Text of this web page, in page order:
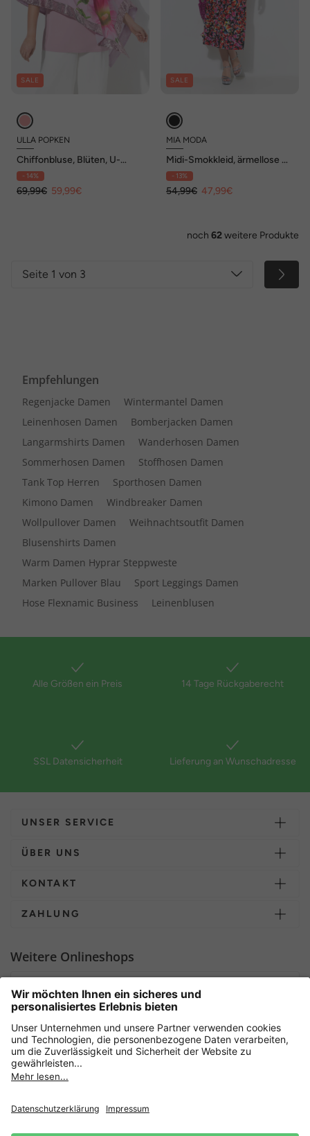
SALE
ULLA POPKEN
Chiffonbluse, Blüten, U-
Boot-Ausschnitt, 3/4-Arm
- 14%
69,99€ 59,99€
SALE
MIA MODA
Midi-Smokkleid, ärmellose A-
Linie, Blumenmuster
- 13%
54,99€ 47,99€
noch 62weitere Produkte
Seite 1 von 3
Empfehlungen
Regenjacke Damen
Wintermantel Damen
Leinenhosen Damen
Bomberjacken Damen
Langarmshirts Damen
Wanderhosen Damen
Sommerhosen Damen
Stoffhosen Damen
Tank Top Herren
Sporthosen Damen
Kimono Damen
Windbreaker Damen
Wollpullover Damen
Weihnachtsoutfit Damen
Blusenshirts Damen
Warm Damen Hyprar Steppweste
Marken Pullover Blau
Sport Leggings Damen
Hose Flexnamic Business
Leinenblusen
Alle Größen ein Preis 14 Tage Rückgaberecht
SSL Datensicherheit Lieferung an Wunschadresse
UNSER SERVICE
ÜBER UNS
KONTAKT
ZAHLUNG
Weitere Onlineshops
Sicher einkaufen mit